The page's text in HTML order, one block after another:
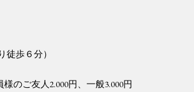
徒歩６分）
のご友人2.000円、一般3.000円